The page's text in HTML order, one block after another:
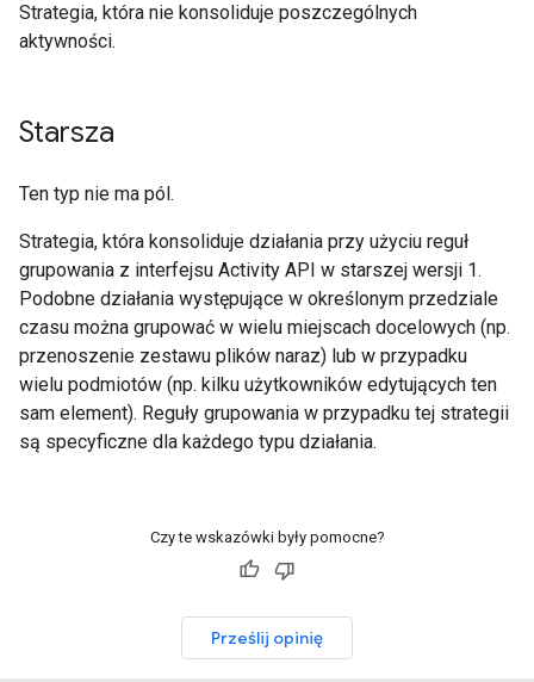
Strategia, która nie konsoliduje poszczególnych
aktywności.
Starsza
Ten typ nie ma pól.
Strategia, która konsoliduje działania przy użyciu reguł
grupowania z interfejsu Activity API w starszej wersji 1.
Podobne działania występujące w określonym przedziale
czasu można grupować w wielu miejscach docelowych (np.
przenoszenie zestawu plików naraz) lub w przypadku
wielu podmiotów (np. kilku użytkowników edytujących ten
sam element). Reguły grupowania w przypadku tej strategii
są specyficzne dla każdego typu działania.
Czy te wskazówki były pomocne?
Prześlij opinię